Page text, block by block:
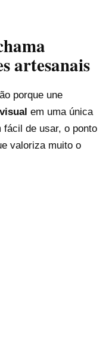
artesanais
porque une
em uma única
fácil de usar, o ponto
valoriza muito o